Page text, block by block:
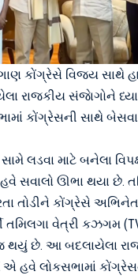
કોંગ્રેસે વિજય સાથે
રાજકીય સંજાેગોને
કોંગ્રેસની સાથે
લડવા માટે બનેલા
હવે સવાલો ઊભા થયા છે.
તોડીને કોંગ્રેસે
તમિલગા વેત્રી કઝગમ
થયું છે. આ બદલાયેલા
એ હવે લોકસભામાં